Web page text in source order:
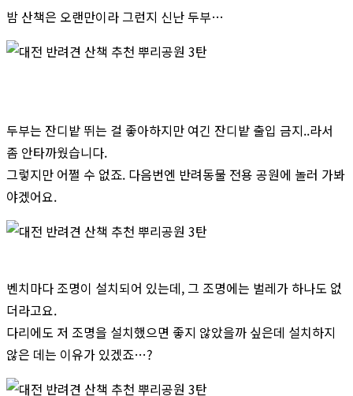
밤 산책은 오랜만이라 그런지 신난 두부…
두부는 잔디밭 뛰는 걸 좋아하지만 여긴 잔디밭 출입 금지..라서
좀 안타까웠습니다.
그렇지만 어쩔 수 없죠. 다음번엔 반려동물 전용 공원에 놀러 가봐
야겠어요.
벤치마다 조명이 설치되어 있는데, 그 조명에는 벌레가 하나도 없
더라고요.
다리에도 저 조명을 설치했으면 좋지 않았을까 싶은데 설치하지
않은 데는 이유가 있겠죠…?